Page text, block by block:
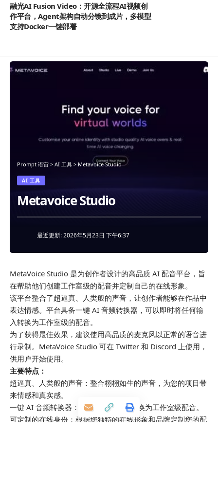
融光AI Fusion Video：开源全流程AI视频创
作平台，Agent架构自动分镜到成片，多模型
支持Docker一键部署
Prompt 语宙 > AI 工具 > Metavoice Studio
AI 工具
Metavoice Studio
最近更新: 2026年5月23日 下午6:37
MetaVoice Studio 是为创作者设计的高品质 AI 配音平台，旨
在帮助他们创建工作室级的配音并定制自己的在线形象。
该平台整合了超逼真、人类般的声音，让创作者能够在作品中
表达情感。平台具备一键 AI 音频转换器，可以即时将任何输
入转换为工作室级的配音。
为了获得最佳效果，建议使用高品质的麦克风以正常的语音进
行录制。MetaVoice Studio 可在 Twitter 和 Discord 上使用，
供用户开始使用。
主要特点：
超逼真、人类般的声音：整合栩栩如生的声音，为您的项目带
来情感和真实感。
一键 AI 音频转换器：即时将任何输入转换为工作室级配音。
可定制的在线身份：根据您独特的在线形象和品牌定制您的配